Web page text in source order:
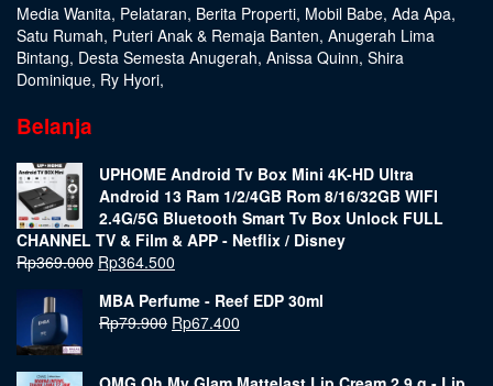
Media Wanita, Pelataran, Berita Properti, Mobil Babe, Ada Apa,
Satu Rumah, Puteri Anak & Remaja Banten, Anugerah Lima
Bintang, Desta Semesta Anugerah, Anissa Quinn, Shira
Dominique, Ry Hyori,
Belanja
UPHOME Android Tv Box Mini 4K-HD Ultra
Android 13 Ram 1/2/4GB Rom 8/16/32GB WIFI
2.4G/5G Bluetooth Smart Tv Box Unlock FULL
CHANNEL TV & Film & APP - Netflix / Disney
Rp369.000 Rp364.500
MBA Perfume - Reef EDP 30ml
Rp79.900 Rp67.400